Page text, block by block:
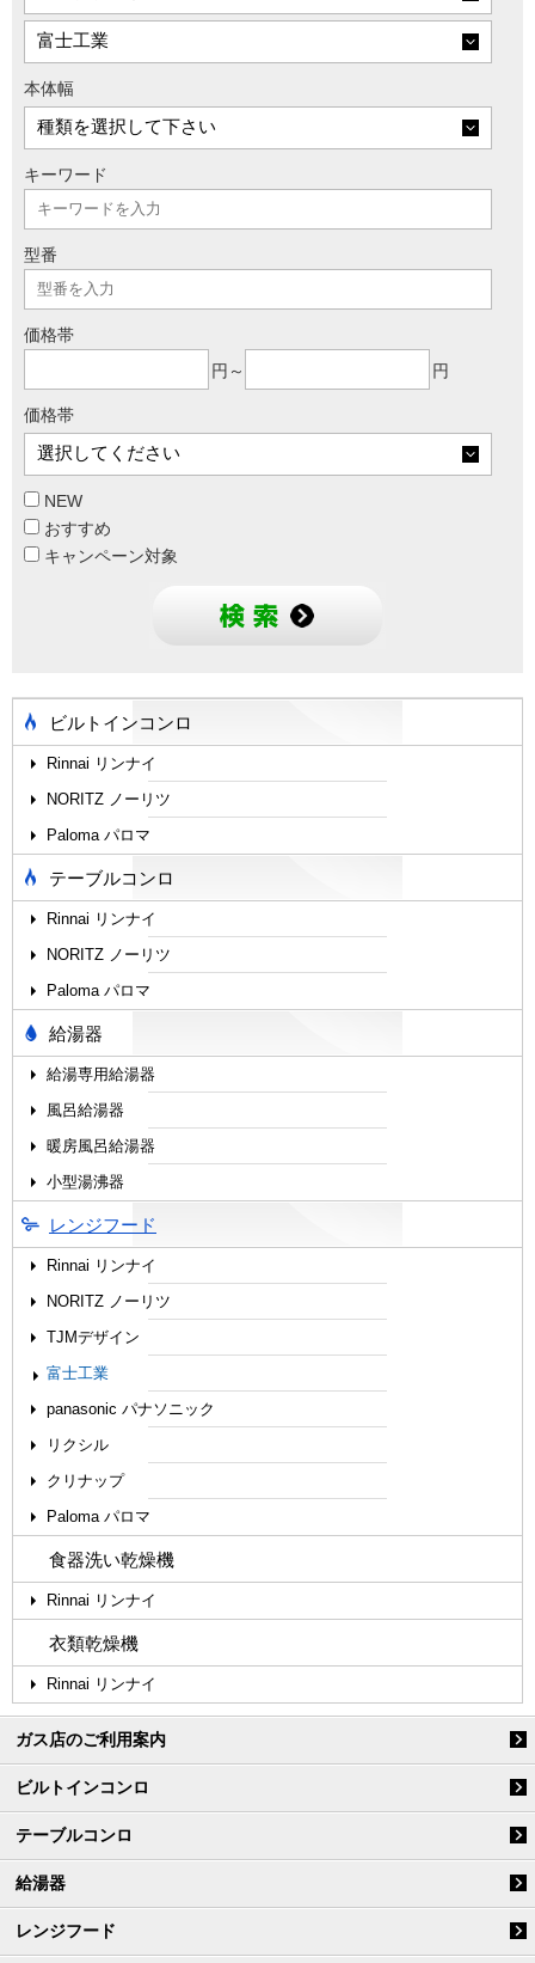
本体幅
キーワード
型番
価格帯
円～
円
価格帯
NEW
おすすめ
キャンペーン対象
ビルトインコンロ
Rinnai リンナイ
NORITZ ノーリツ
Paloma パロマ
テーブルコンロ
Rinnai リンナイ
NORITZ ノーリツ
Paloma パロマ
給湯器
給湯専用給湯器
風呂給湯器
暖房風呂給湯器
小型湯沸器
レンジフード
Rinnai リンナイ
NORITZ ノーリツ
TJMデザイン
富士工業
panasonic パナソニック
リクシル
クリナップ
Paloma パロマ
食器洗い乾燥機
Rinnai リンナイ
衣類乾燥機
Rinnai リンナイ
ガス店のご利用案内
ビルトインコンロ
テーブルコンロ
給湯器
レンジフード